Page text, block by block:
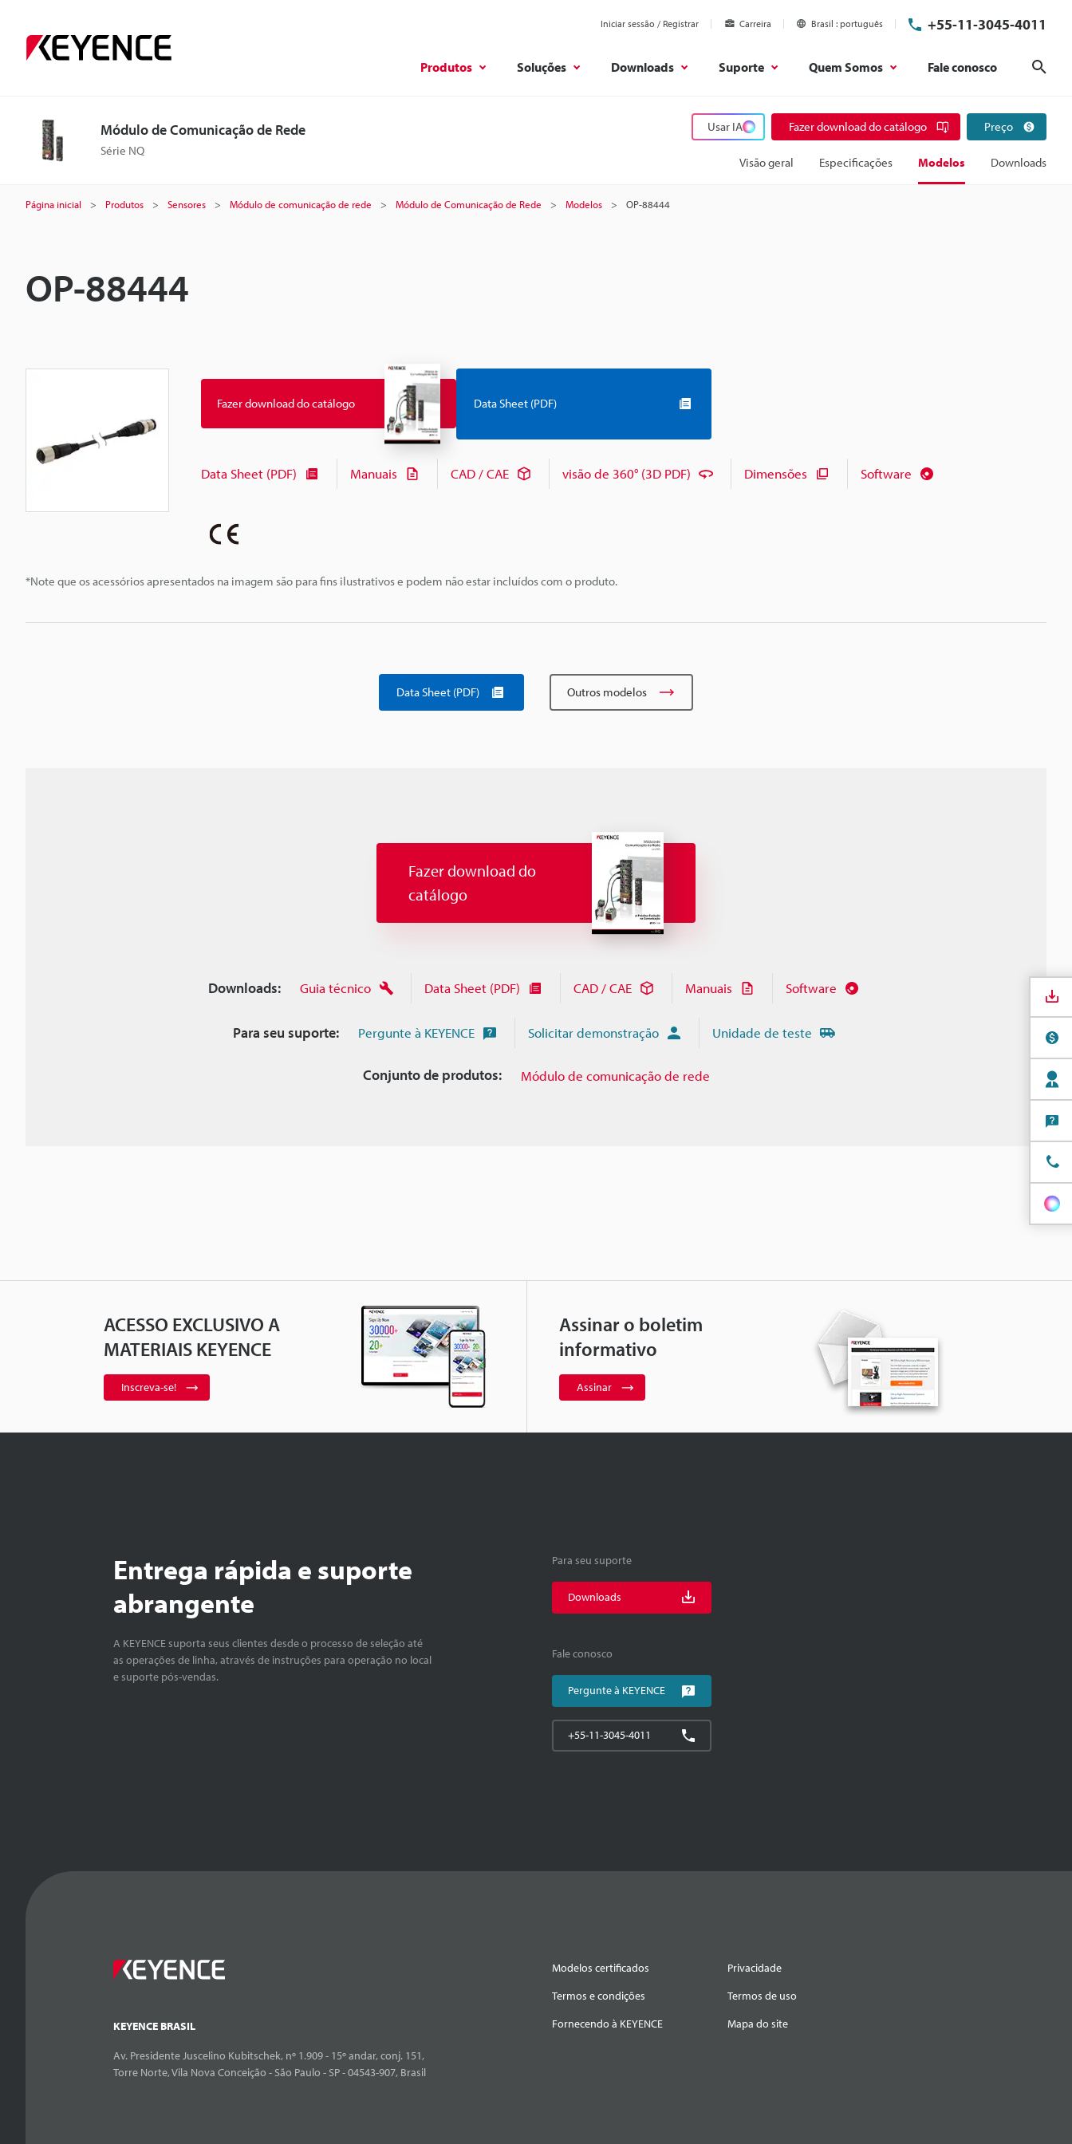
Iniciar sessão / Registrar Carreira Brasil português +55-11-3045-4011
Produtos Soluções Downloads Suporte Quem Somos Fale conosco
Módulo de Comunicação de Rede
Série NQ
Usar IA Fazer download do catálogo Preço
Visão geral Especificações Modelos Downloads
Página inicial Produtos Sensores Módulo de comunicação de rede Módulo de Comunicação de Rede Modelos OP-88444
OP-88444
*Note que os acessórios apresentados na imagem são para fins ilustrativos e podem não estar incluídos com o produto.
Fazer download do catálogo Data Sheet (PDF)
Data Sheet (PDF) Manuais CAD / CAE visão de 360° (3D PDF) Dimensões Software
Data Sheet (PDF) Outros modelos
Fazer download do
catálogo
Downloads: Guia técnico Data Sheet (PDF) CAD / CAE Manuais Software
Para seu suporte: Pergunte à KEYENCE Solicitar demonstração Unidade de teste
Conjunto de produtos: Módulo de comunicação de rede
ACESSO EXCLUSIVO A
MATERIAIS KEYENCE
Inscreva-se!
Assinar o boletim
informativo
Assinar
Entrega rápida e suporte
abrangente
A KEYENCE suporta seus clientes desde o processo de seleção até
as operações de linha, através de instruções para operação no local
e suporte pós-vendas.
Para seu suporte
Downloads
Fale conosco
Pergunte à KEYENCE
+55-11-3045-4011
KEYENCE BRASIL
Av. Presidente Juscelino Kubitschek, nº 1.909 - 15º andar, conj. 151,
Torre Norte, Vila Nova Conceição - São Paulo - SP - 04543-907, Brasil
Modelos certificados
Privacidade
Termos e condições
Termos de uso
Fornecendo à KEYENCE
Mapa do site